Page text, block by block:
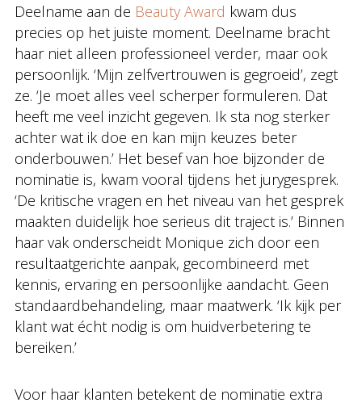
Deelname aan de Beauty Award kwam dus
precies op het juiste moment. Deelname bracht
haar niet alleen professioneel verder, maar ook
persoonlijk. ‘Mijn zelfvertrouwen is gegroeid’, zegt
ze. ‘Je moet alles veel scherper formuleren. Dat
heeft me veel inzicht gegeven. Ik sta nog sterker
achter wat ik doe en kan mijn keuzes beter
onderbouwen.’ Het besef van hoe bijzonder de
nominatie is, kwam vooral tijdens het jurygesprek.
‘De kritische vragen en het niveau van het gesprek
maakten duidelijk hoe serieus dit traject is.’ Binnen
haar vak onderscheidt Monique zich door een
resultaatgerichte aanpak, gecombineerd met
kennis, ervaring en persoonlijke aandacht. Geen
standaardbehandeling, maar maatwerk. ‘Ik kijk per
klant wat écht nodig is om huidverbetering te
bereiken.’
Voor haar klanten betekent de nominatie extra